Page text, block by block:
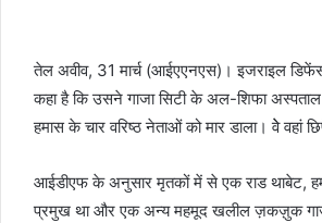
तेल अवीव, 31 मार्च (आईएएनएस)। इजराइल
कहा है कि उसने गाजा सिटी के अल-शिफा
हमास के चार वरिष्ठ नेताओं को मार डाला। वेे वहां
आईडीएफ के अनुसार मृतकों में से एक राड थाबेट,
प्रमुख था और एक अन्य महमूद खलील ज़कज़ुक